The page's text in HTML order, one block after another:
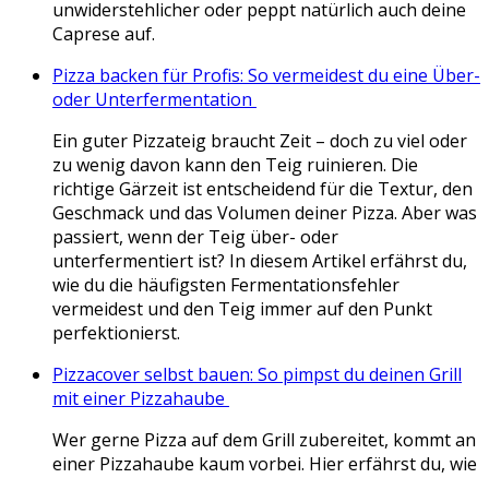
unwiderstehlicher oder peppt natürlich auch deine
Caprese auf.
Pizza backen für Profis: So vermeidest du eine Über-
oder Unterfermentation
Ein guter Pizzateig braucht Zeit – doch zu viel oder
zu wenig davon kann den Teig ruinieren. Die
richtige Gärzeit ist entscheidend für die Textur, den
Geschmack und das Volumen deiner Pizza. Aber was
passiert, wenn der Teig über- oder
unterfermentiert ist? In diesem Artikel erfährst du,
wie du die häufigsten Fermentationsfehler
vermeidest und den Teig immer auf den Punkt
perfektionierst.
Pizzacover selbst bauen: So pimpst du deinen Grill
mit einer Pizzahaube
Wer gerne Pizza auf dem Grill zubereitet, kommt an
einer Pizzahaube kaum vorbei. Hier erfährst du, wie